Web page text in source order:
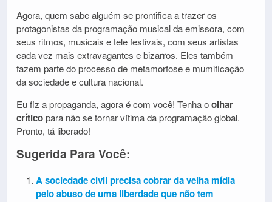
Agora, quem sabe alguém se prontifica a trazer os
protagonistas da programação musical da emissora, com
seus ritmos, musicais e tele festivais, com seus artistas
cada vez mais extravagantes e bizarros. Eles também
fazem parte do processo de metamorfose e mumificação
da sociedade e cultura nacional.
Eu fiz a propaganda, agora é com você! Tenha oolhar
críticopara não se tornar vítima da programação global.
Pronto, tá liberado!
Sugerida Para Você:
A sociedade civil precisa cobrar da velha mídia
pelo abuso de uma liberdade que não tem